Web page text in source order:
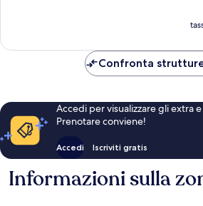
Confronta
Accedi per visualizzare gli extra
Prenotare conviene!
Accedi Iscriviti gratis
Informazioni sulla